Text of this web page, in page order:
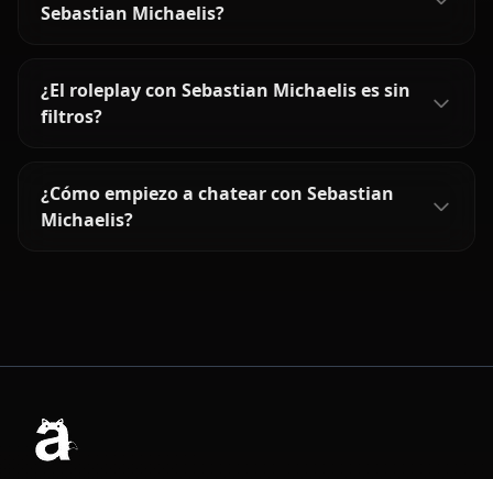
Sebastian Michaelis?
¿El roleplay con Sebastian Michaelis es sin
filtros?
¿Cómo empiezo a chatear con Sebastian
Michaelis?